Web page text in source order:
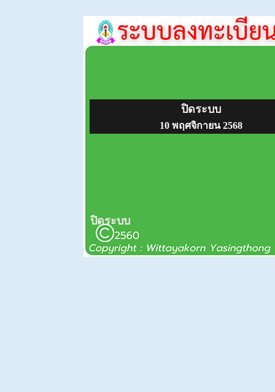
ปิดระบบ
10 พฤศจิกายน 2568
ปิดระบบ